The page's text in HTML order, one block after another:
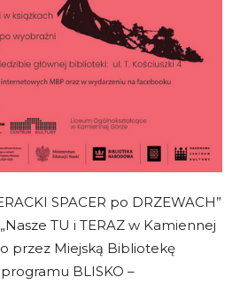
SPACER po DRZEWACH”
TU i TERAZ w Kamiennej
przez Miejską Bibliotekę
BLISKO –